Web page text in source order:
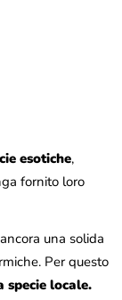
esotiche,
fornito loro
una solida
Per questo
locale.